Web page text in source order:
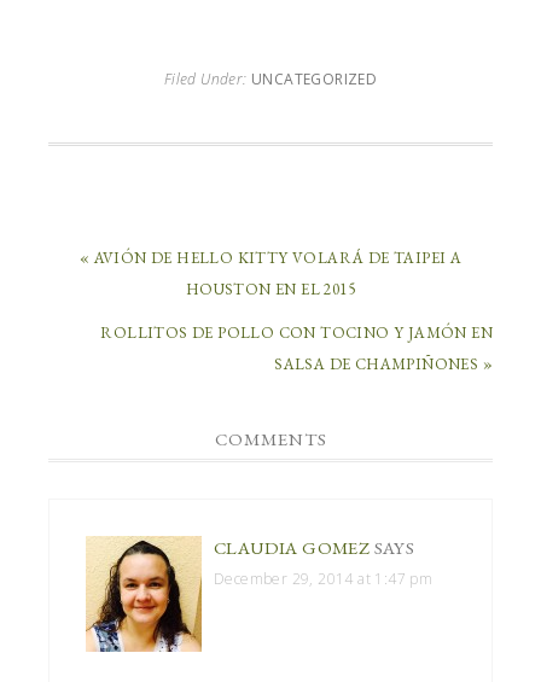
Filed Under: UNCATEGORIZED
« AVIÓN DE HELLO KITTY VOLARÁ DE TAIPEI A
HOUSTON EN EL 2015
ROLLITOS DE POLLO CON TOCINO Y JAMÓN EN
SALSA DE CHAMPIÑONES »
COMMENTS
CLAUDIA GOMEZ SAYS
December 29, 2014 at 1:47 pm